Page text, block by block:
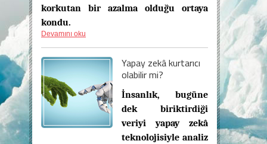
korkutan bir azalma olduğu ortaya
kondu.
Devamını oku
Yapay zekâ kurtarıcı
olabilir mi?
İnsanlık, bugüne
dek biriktirdiği
veriyi yapay zekâ
teknolojisiyle analiz